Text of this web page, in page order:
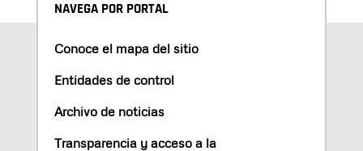
NAVEGA POR PORTAL
Conoce el mapa del sitio
Entidades de control
Archivo de noticias
Transparencia y acceso a la